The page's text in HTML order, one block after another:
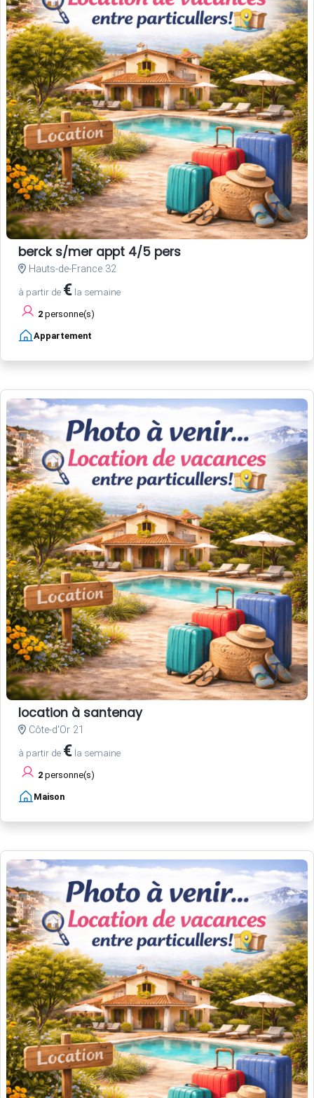
berck s/mer appt 4/5 pers
Hauts-de-France 32
à partir de € la semaine
2 personne(s)
Appartement
location à santenay
Côte-d'Or 21
à partir de € la semaine
2 personne(s)
Maison